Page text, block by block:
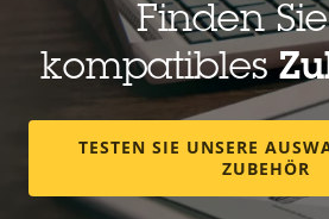
Robustes Gehäuse
Außenbereich
Empfohlen für
Kabel und
Finden
kompatibles
TESTEN SIE UNSERE
ZUBEHÖR